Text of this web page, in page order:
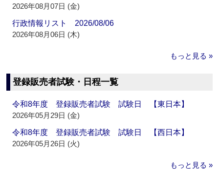
2026年08月07日 (金)
行政情報リスト 2026/08/06
2026年08月06日 (木)
もっと見る »
登録販売者試験・日程一覧
令和8年度 登録販売者試験 試験日 【東日本】
2026年05月29日 (金)
令和8年度 登録販売者試験 試験日 【西日本】
2026年05月26日 (火)
もっと見る »